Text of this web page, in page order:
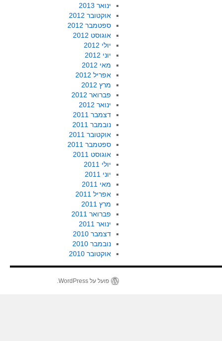
ינואר 2013
אוקטובר 2012
ספטמבר 2012
אוגוסט 2012
יולי 2012
יוני 2012
מאי 2012
אפריל 2012
מרץ 2012
פברואר 2012
ינואר 2012
דצמבר 2011
נובמבר 2011
אוקטובר 2011
ספטמבר 2011
אוגוסט 2011
יולי 2011
יוני 2011
מאי 2011
אפריל 2011
מרץ 2011
פברואר 2011
ינואר 2011
דצמבר 2010
נובמבר 2010
אוקטובר 2010
פועל על WordPress.